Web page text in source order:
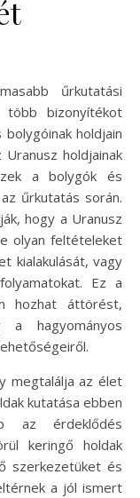
bizonyítékot
holdjain
holdjainak
a bolygók és
űrkutatás során.
hogy a Uranusz
olyan feltételeket
kialakulását, vagy
Ez a
hozhat áttörést,
a hagyományos
megtalálja az élet
kutatása ebben
az érdeklődés
keringő holdak
szerkezetüket és
a jól ismert